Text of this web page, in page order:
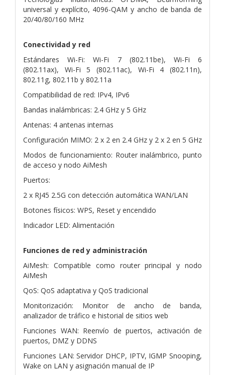
universal y explícito, 4096-QAM y ancho de banda de
20/40/80/160 MHz
Conectividad y red
Estándares Wi-Fi: Wi-Fi 7 (802.11be), Wi-Fi 6
(802.11ax), Wi-Fi 5 (802.11ac), Wi-Fi 4 (802.11n),
802.11g, 802.11b y 802.11a
Compatibilidad de red: IPv4, IPv6
Bandas inalámbricas: 2.4 GHz y 5 GHz
Antenas: 4 antenas internas
Configuración MIMO: 2 x 2 en 2.4 GHz y 2 x 2 en 5 GHz
Modos de funcionamiento: Router inalámbrico, punto
de acceso y nodo AiMesh
Puertos:
2 x RJ45 2.5G con detección automática WAN/LAN
Botones físicos: WPS, Reset y encendido
Indicador LED: Alimentación
Funciones de red y administración
AiMesh: Compatible como router principal y nodo
AiMesh
QoS: QoS adaptativa y QoS tradicional
Monitorización: Monitor de ancho de banda,
analizador de tráfico e historial de sitios web
Funciones WAN: Reenvío de puertos, activación de
puertos, DMZ y DDNS
Funciones LAN: Servidor DHCP, IPTV, IGMP Snooping,
Wake on LAN y asignación manual de IP